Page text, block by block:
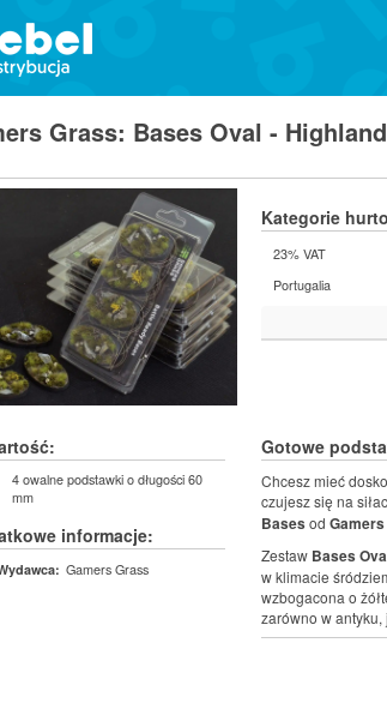
Grass: Bases Oval -
Kategorie
23% VAT
Portugalia
4 owalne podstawki o długości 60
mm
informacje:
Gamers Grass
Gotowe
Chcesz mieć
czujesz się na
Bases od
Zestaw Bases
w klimacie
wzbogacona o
zarówno w antyku,